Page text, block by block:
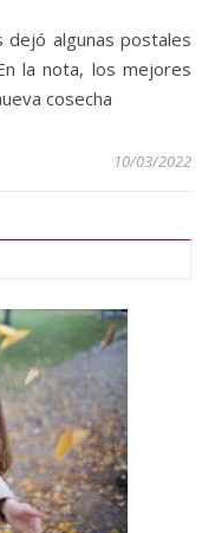
la nota, los mejores
cosecha
10/03/2022